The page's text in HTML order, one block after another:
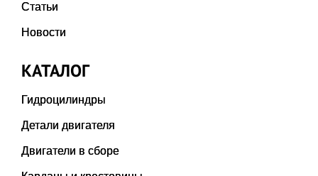
Статьи
Новости
КАТАЛОГ
Гидроцилиндры
Детали двигателя
Двигатели в сборе